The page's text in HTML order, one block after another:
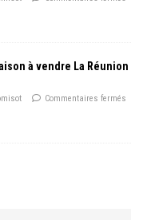
à vendre La Réunion
Commentaires fermés